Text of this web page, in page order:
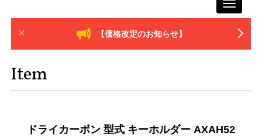
Toggle
【価格改定のお知らせ】
Item
ドライカーボン 型式 キーホルダー AXAH52